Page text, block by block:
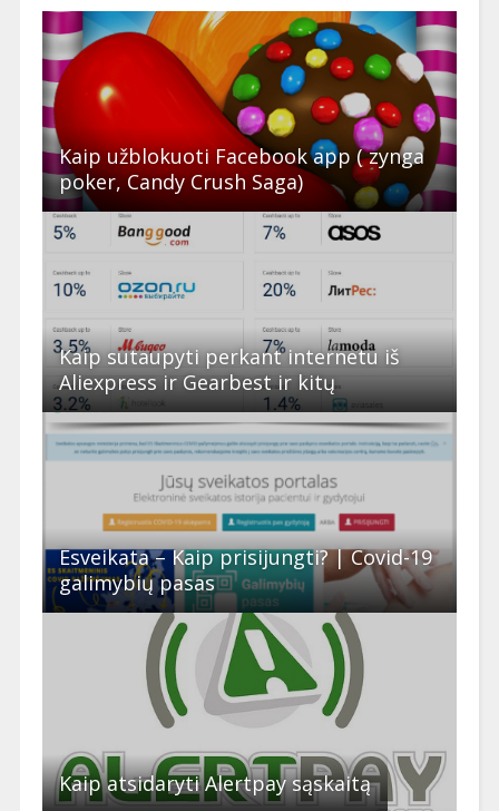
Kaip užblokuoti Facebook app ( zynga
poker, Candy Crush Saga)
Kaip sutaupyti perkant internetu iš
Aliexpress ir Gearbest ir kitų
Esveikata – Kaip prisijungti? | Covid-19
galimybių pasas
Kaip atsidaryti Alertpay sąskaitą